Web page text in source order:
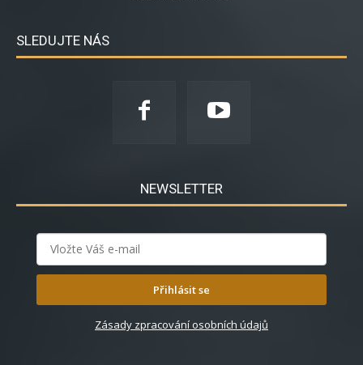
SLEDUJTE NÁS
NEWSLETTER
Přihlásit se
Zásady zpracování osobních údajů